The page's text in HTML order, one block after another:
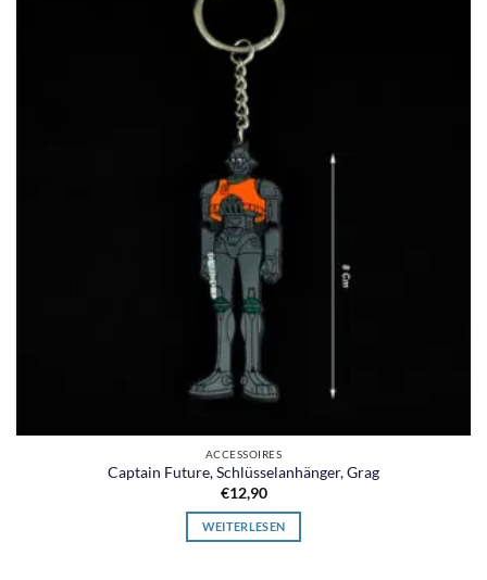
ACCESSOIRES
Captain Future, Schlüsselanhänger, Grag
€12,90
WEITERLESEN